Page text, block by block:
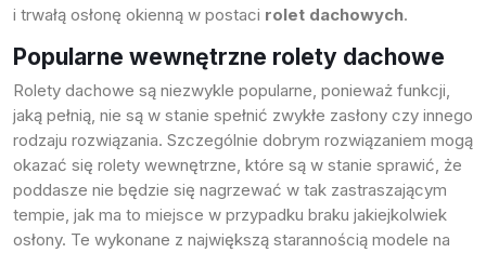
i trwałą osłonę okienną w postaci rolet dachowych.
Popularne wewnętrzne rolety dachowe
Rolety dachowe są niezwykle popularne, ponieważ funkcji,
jaką pełnią, nie są w stanie spełnić zwykłe zasłony czy innego
rodzaju rozwiązania. Szczególnie dobrym rozwiązaniem mogą
okazać się rolety wewnętrzne, które są w stanie sprawić, że
poddasze nie będzie się nagrzewać w tak zastraszającym
tempie, jak ma to miejsce w przypadku braku jakiejkolwiek
osłony. Te wykonane z największą starannością modele na